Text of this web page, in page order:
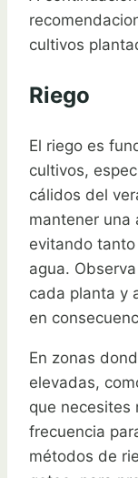
cultivos
Riego
El riego es
cultivos,
cálidos del
mantener una
evitando
agua.
cada planta y
en
En zonas
elevadas,
que necesites
frecuencia
métodos de